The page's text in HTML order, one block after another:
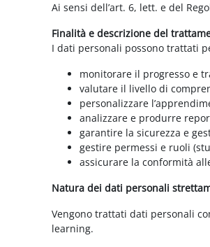
Ai sensi dell’art. 6, lett. e del
Finalità e descrizione del
I dati personali possono trattati
monitorare il progresso e
valutare il livello di
personalizzare
analizzare e produrre
garantire la sicurezza e
gestire permessi e ruoli
assicurare la conformità
Natura dei dati personali
Vengono trattati dati personali
learning.